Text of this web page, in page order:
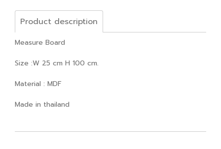
Product description
Measure Board
Size :W 25 cm H 100 cm.
Material : MDF
Made in thailand